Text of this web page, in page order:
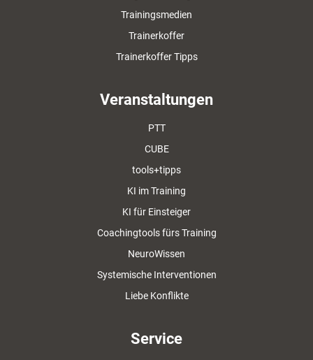
Trainingsmedien
Trainerkoffer
Trainerkoffer Tipps
Veranstaltungen
PTT
CUBE
tools+tipps
KI im Training
KI für Einsteiger
Coachingtools fürs Training
NeuroWissen
Systemische Interventionen
Liebe Konflikte
Service